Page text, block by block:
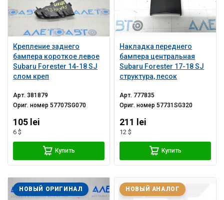
Крепление заднего
бампера короткое левое
Subaru Forester 14-18 SJ
слом креп
Арт.381879
Ориг. номер57707SG070
105 lei
6 $
Купить
Накладка переднего
бампера центральная
Subaru Forester 17-18 SJ
структура, песок
Арт. 777835
Ориг. номер57731SG320
211 lei
12 $
Купить
НОВЫЙ ОРИГИНАЛ НОВЫЙ АНАЛОГ